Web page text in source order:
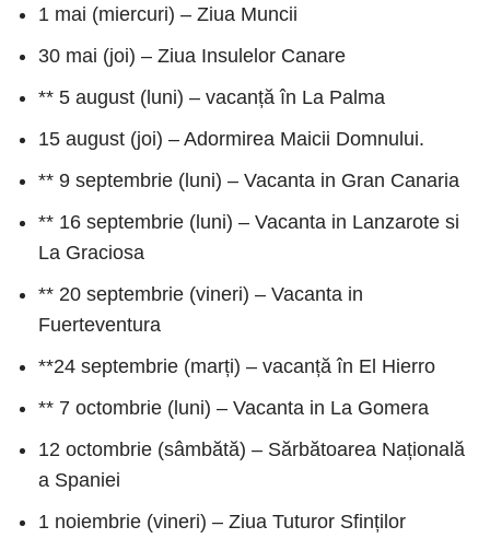
1 mai (miercuri) – Ziua Muncii
30 mai (joi) – Ziua Insulelor Canare
** 5 august (luni) – vacanță în La Palma
15 august (joi) – Adormirea Maicii Domnului.
** 9 septembrie (luni) – Vacanta in Gran Canaria
** 16 septembrie (luni) – Vacanta in Lanzarote si
La Graciosa
** 20 septembrie (vineri) – Vacanta in
Fuerteventura
**24 septembrie (marți) – vacanță în El Hierro
** 7 octombrie (luni) – Vacanta in La Gomera
12 octombrie (sâmbătă) – Sărbătoarea Națională
a Spaniei
1 noiembrie (vineri) – Ziua Tuturor Sfinților